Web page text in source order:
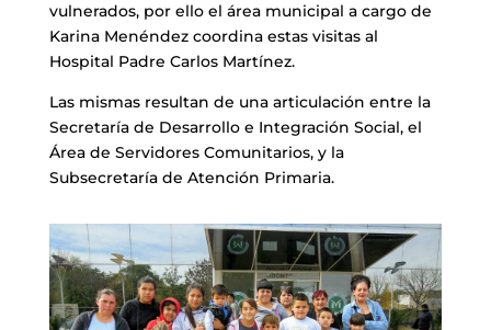
vulnerados, por ello el área municipal a cargo de
Karina Menéndez coordina estas visitas al
Hospital Padre Carlos Martínez.
Las mismas resultan de una articulación entre la
Secretaría de Desarrollo e Integración Social, el
Área de Servidores Comunitarios, y la
Subsecretaría de Atención Primaria.